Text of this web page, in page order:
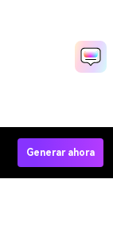
Generar ahora